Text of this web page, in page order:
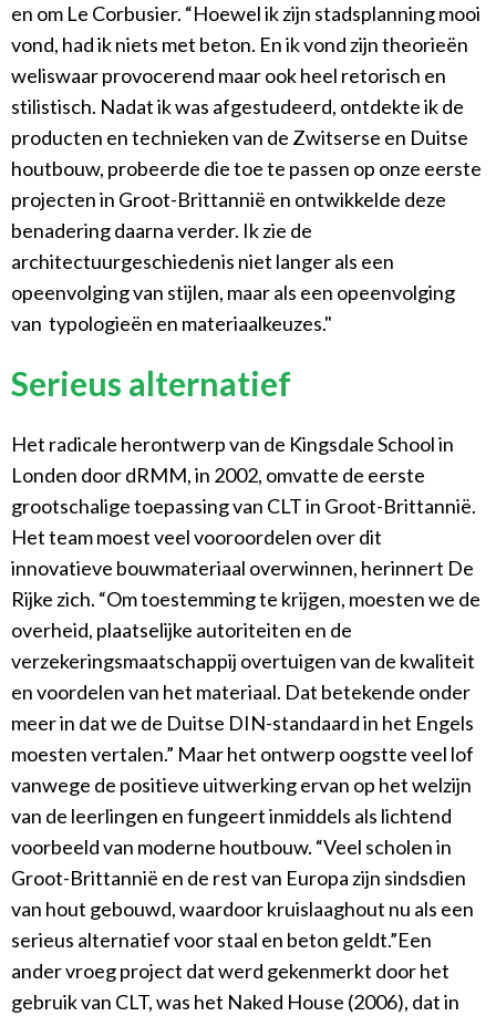
en om Le Corbusier. “Hoewel ik zijn stadsplanning mooi
vond, had ik niets met beton. En ik vond zijn theorieën
weliswaar provocerend maar ook heel retorisch en
stilistisch. Nadat ik was afgestudeerd, ontdekte ik de
producten en technieken van de Zwitserse en Duitse
houtbouw, probeerde die toe te passen op onze eerste
projecten in Groot-Brittannië en ontwikkelde deze
benadering daarna verder. Ik zie de
architectuurgeschiedenis niet langer als een
opeenvolging van stijlen, maar als een opeenvolging
van typologieën en materiaalkeuzes."
Serieus alternatief
Het radicale herontwerp van de Kingsdale School in
Londen door dRMM, in 2002, omvatte de eerste
grootschalige toepassing van CLT in Groot-Brittannië.
Het team moest veel vooroordelen over dit
innovatieve bouwmateriaal overwinnen, herinnert De
Rijke zich. “Om toestemming te krijgen, moesten we de
overheid, plaatselijke autoriteiten en de
verzekeringsmaatschappij overtuigen van de kwaliteit
en voordelen van het materiaal. Dat betekende onder
meer in dat we de Duitse DIN-standaard in het Engels
moesten vertalen.” Maar het ontwerp oogstte veel lof
vanwege de positieve uitwerking ervan op het welzijn
van de leerlingen en fungeert inmiddels als lichtend
voorbeeld van moderne houtbouw. “Veel scholen in
Groot-Brittannië en de rest van Europa zijn sindsdien
van hout gebouwd, waardoor kruislaaghout nu als een
serieus alternatief voor staal en beton geldt.”Een
ander vroeg project dat werd gekenmerkt door het
gebruik van CLT, was het Naked House (2006), dat in